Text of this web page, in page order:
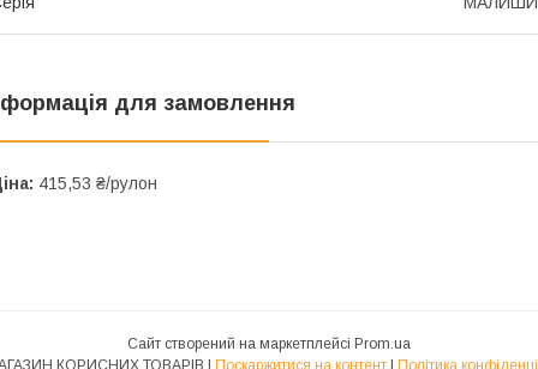
для замовлення
415,53 ₴/рулон
Сайт створений на маркетплейсі Prom.ua
1-Й МАГАЗИН КОРИСНИХ ТОВАРІВ | Поскаржитися на контент | Політика